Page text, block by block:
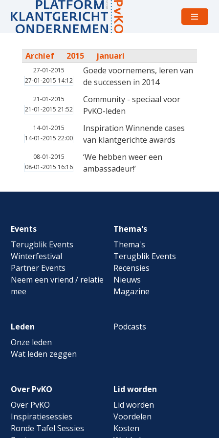
Open
Archief 2015 januari
27-01-2015
27-01-2015 14:12
Goede voornemens, leren van
de successen in 2014
21-01-2015
21-01-2015 21:52
Community - speciaal voor
PvKO-leden
14-01-2015
14-01-2015 22:00
Inspiration Winnende cases
van klantgerichte awards
08-01-2015
08-01-2015 16:16
‘We hebben weer een
ambassadeur!’
Footer
navigation
Events
Terugblik Events
Winterfestival
Partner Events
Neem een vriend / relatie
mee
Thema's
Thema's
Terugblik Events
Recensies
Nieuws
Magazine
Leden
Onze leden
Wat leden zeggen
Podcasts
Over PvKO
Over PvKO
Inspiratiesessies
Ronde Tafel Sessies
Lid worden
Lid worden
Voordelen
Kosten